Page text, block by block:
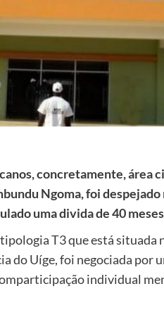
concretamente, área
Ngoma, foi despejado
uma divida de 40
T3 que está situada
Uíge, foi negociada por
individual